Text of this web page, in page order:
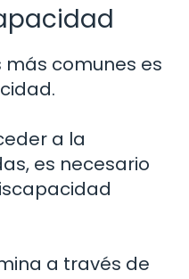
más comunes es
a la
es necesario
a través de